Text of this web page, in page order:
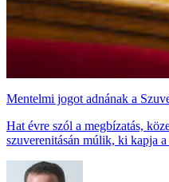
Mentelmi jogot adnának a
Hat évre szól a megbízatás,
szuverenitásán múlik, ki kapja a